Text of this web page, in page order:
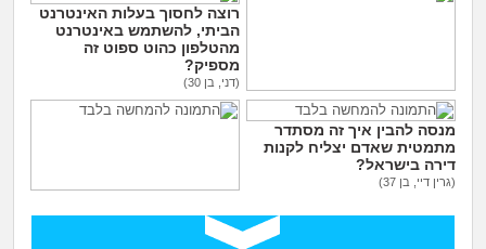
שאלות שעוררו עניין
עצות חדשות
מה קורה כאן?
מדורים
גם בחול צריך לתת טיפים
לכולם?
(., בת 16)
רוצה לחסוך בעלות האינטרנט
הביתי, להשתמש באינטרנט
מהטלפון כהוט ספוט זה
מספיק?
(דני, בן 30)
מנסה להבין איך זה מסתדר
מתמטית שאדם יצליח לקנות
דירה בישראל?
(גרין דיי, בן 37)
הענק בישראל?
(ללה, בת 26)